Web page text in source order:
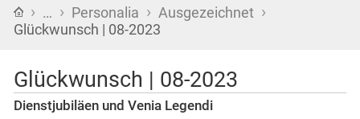
Startseite
› … › Personalia › Ausgezeichnet ›
Glückwunsch | 08-2023
Glückwunsch | 08-2023
Dienstjubiläen und Venia Legendi